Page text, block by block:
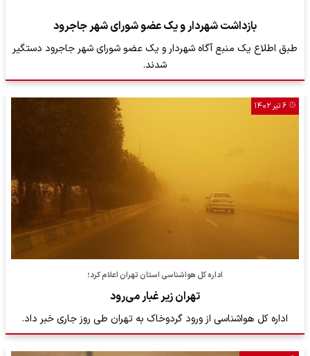
بازداشت شهردار و یک عضو شورای شهر جاجرود
طبق اطلاع یک منبع آگاه شهردار و یک عضو شورای شهر جاجرود دستگیر
شدند.
۶ تیر ۱۴۰۲
اداره کل هواشناسی استان تهران اعلام کرد؛
تهران زیر غبار می‌رود
اداره کل هواشناسی از ورود گردوخاک به تهران طی روز جاری خبر داد.